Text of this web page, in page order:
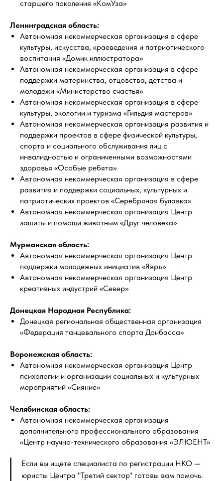
старшего поколения «КомУза»
Ленинградская область:
Автономная некоммерческая организация в сфере
культуры, искусства, краеведения и патриотического
воспитания «Домик иллюстратора»
Автономная некоммерческая организация в сфере
поддержки материнства, отцовства, детства и
молодежи «Министерство счастья»
Автономная некоммерческая организация в сфере
культуры, экологии и туризма «Гильдия мастеров»
Автономная некоммерческая организация развития и
поддержки проектов в сфере физической культуры,
спорта и социального обслуживания лиц с
инвалидностью и ограниченными возможностями
здоровья «Особые ребята»
Автономная некоммерческая организация в сфере
развития и поддержки социальных, культурных и
патриотических проектов «Серебряная булавка»
Автономная некоммерческая организация Центр
защиты и помощи животным «Друг человека»
Мурманская область:
Автономная некоммерческая организация Центр
поддержки молодежных инициатив «Явръ»
Автономная некоммерческая организация Центр
креативных индустрий «Север»
Донецкая Народная Республика:
Донецкая региональная общественная организация
«Федерация танцевального спорта Донбасса»
Воронежская область:
Автономная некоммерческая организация Центр
психологии и организации социальных и культурных
мероприятий «Сияние»
Челябинская область:
Автономная некоммерческая организация
дополнительного профессионального образования
«Центр научно-технического образования «ЭЛЮЕНТ»
Если вы ищете специалиста по регистрации НКО —
юристы Центра "Третий сектор" готовы вам помочь.